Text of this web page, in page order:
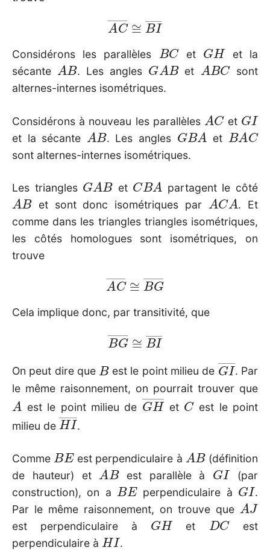
AC― BI―
Considérons les parallèles
BC
et
GH
et la
sécante
AB
. Les angles
GA B
et
ABC
sont
alternes-internes isométriques.
Considérons à nouveau les parallèles
A C
et
GI
et la sécante
AB
. Les angles
GBA
et
BAC
sont alternes-internes isométriques.
Les triangles
GA B
et
CBA
partagent le côté
AB
et sont donc isométriques par
A CA
. Et
comme dans les triangles triangles isométriques,
les côtés homologues sont isométriques, on
trouve
AC― BG―
Cela implique donc, par transitivité, que
BG― BI―
On peut dire que
B
est le point milieu de
GI―
. Par
le même raisonnement, on pourrait trouver que
A
est le point milieu de
GH―
et
C
est le point
milieu de
HI―
.
Comme
BE
est perpendiculaire à
A B
(définition
de hauteur) et
AB
est parallèle à
GI
(par
construction), on a
BE
perpendiculaire à
GI
.
Par le même raisonnement, on trouve que
AJ
est perpendiculaire à
GH
et
DC
est
perpendiculaire à
HI
.